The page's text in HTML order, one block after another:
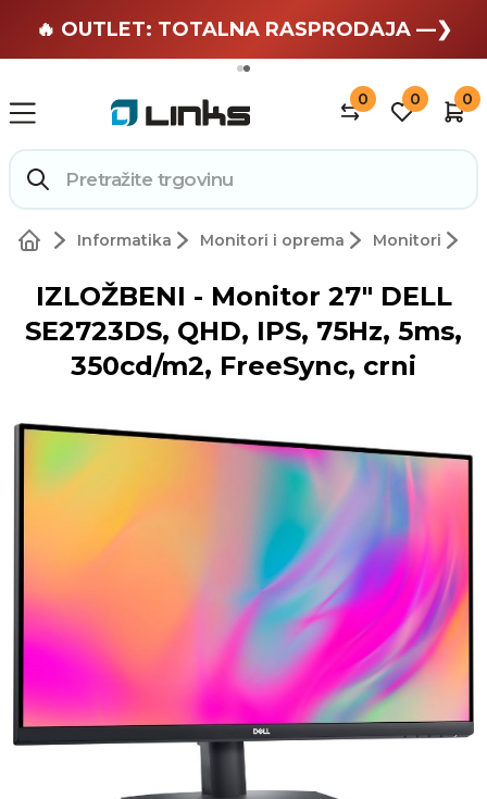
🏄 Zaslužuješ odmor —❯
🔥 OUTLET: TOTALNA RASPRODAJA —❯
0 0 0
Informatika Monitori i oprema Monitori
IZLOŽBENI - Monitor 27" DELL
SE2723DS, QHD, IPS, 75Hz, 5ms,
350cd/m2, FreeSync, crni